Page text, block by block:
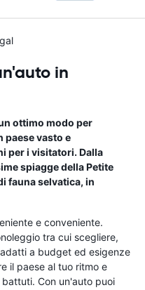
in
ottimo modo per
paese vasto e
per i visitatori. Dalla
spiagge della Petite
fauna selvatica, in
e conveniente.
tra cui scegliere,
a budget ed esigenze
il paese al tuo ritmo e
Con un'auto puoi